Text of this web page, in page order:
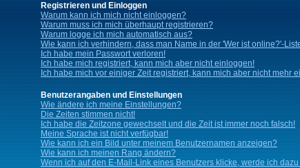
Registrieren und Einloggen
Warum kann ich mich nicht einloggen?
Warum muss ich mich überhaupt registrieren?
Warum logge ich mich automatisch aus?
Wie kann ich verhindern, dass man Name in der 'Wer ist online?'-
Ich habe mein Passwort verloren!
Ich habe mich registriert, kann mich aber nicht einloggen!
Ich habe mich vor einiger Zeit registriert, kann mich aber nicht mehr
Benutzerangaben und Einstellungen
Wie ändere ich meine Einstellungen?
Die Zeiten stimmen nicht!
Ich habe die Zeitzone gewechselt und die Zeit ist immer noch falsch!
Meine Sprache ist nicht verfügbar!
Wie kann ich ein Bild unter meinem Benutzernamen anzeigen?
Wie kann ich meinen Rang ändern?
Wenn ich auf den E-Mail-Link eines Benutzers klicke, werde ich